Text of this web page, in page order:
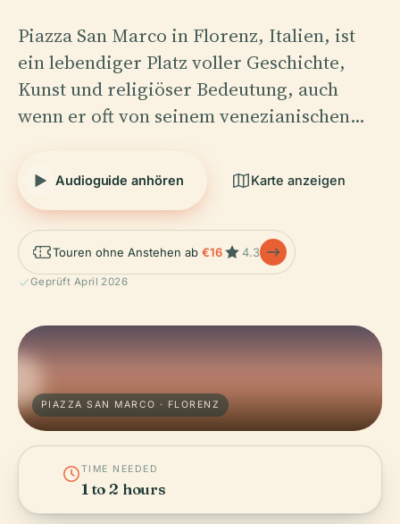
Piazza San Marco in Florenz, Italien, ist
ein lebendiger Platz voller Geschichte,
Kunst und religiöser Bedeutung, auch
wenn er oft von seinem venezianischen…
Audioguide anhören Karte anzeigen
Touren ohne Anstehen ab €16 4.3
Geprüft April 2026
PIAZZA SAN MARCO · FLORENZ
TIME NEEDED
1 to 2 hours